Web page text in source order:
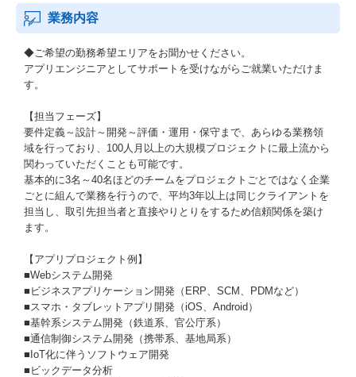
業務内容
◆ご希望の勤務希望エリアをお聞かせください。
アプリエンジニアとしてサポートを受けながらご就業いただけま
す。
【担当フェーズ】
要件定義～設計～開発～評価・運用・保守まで、あらゆる業務領
域を行っており、100人月以上の大規模プロジェクトに最上流から
関わっていただくことも可能です。
基本的に3名～40名ほどのチームをプロジェクトごとではなく企業
ごとに組んで業務を行うので、平均3年以上は同じクライアントを
担当し、取引先担当者と直接やりとりをするため信頼関係を築け
ます。
【アプリプロジェクト例】
■Webシステム開発
■ビジネスアプリケーション開発（ERP、SCM、PDMなど）
■スマホ・タブレットアプリ開発（iOS、Android）
■基幹系システム開発（鉄道系、官公庁系）
■通信制御システム開発（携帯系、基地局系）
■IoT化に伴うソフトウェア開発
■ビックデータ分析